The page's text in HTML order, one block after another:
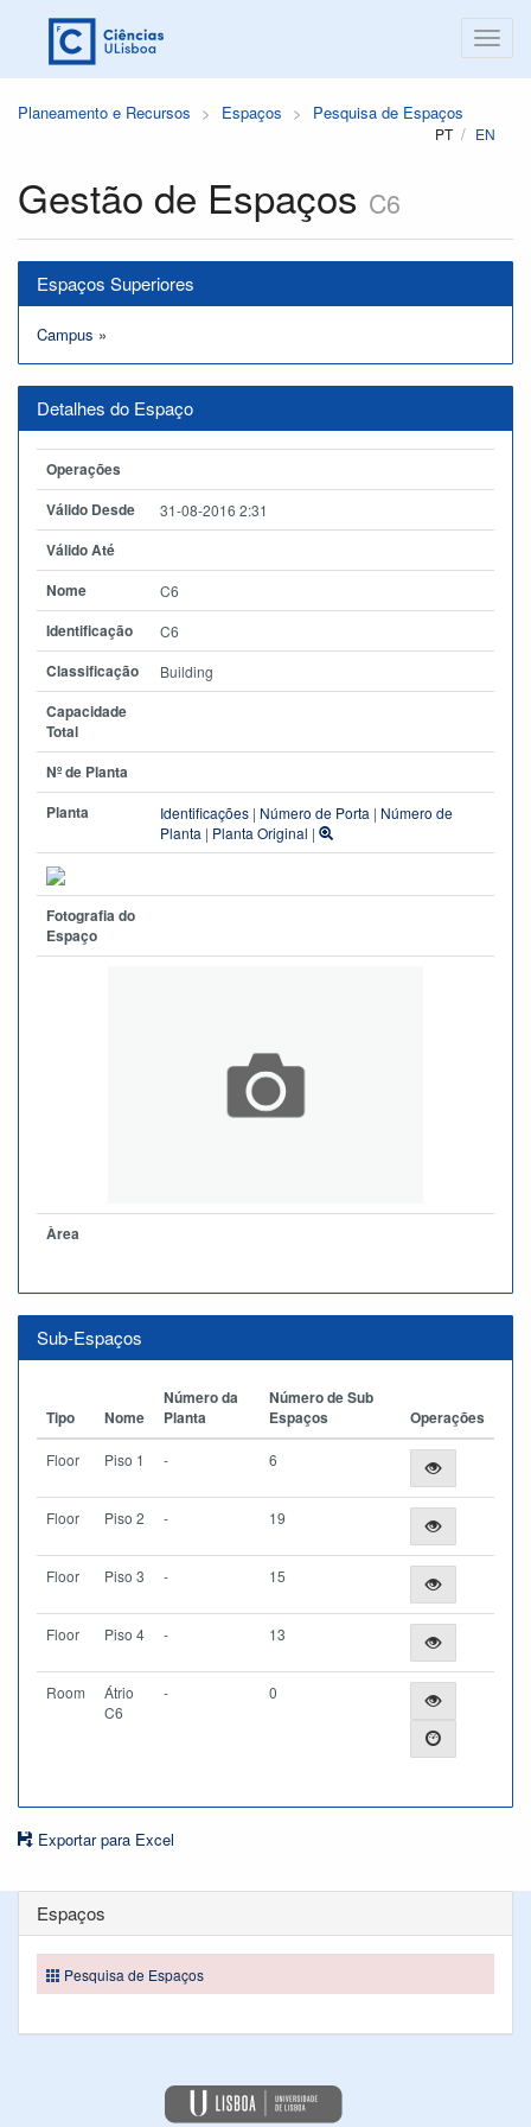
Planeamento e Recursos Espaços Pesquisa de Espaços
PT EN
Gestão de Espaços C6
Espaços Superiores
Campus »
Detalhes do Espaço
Operações
Válido Desde
31-08-2016 2:31
Válido Até
Nome
C6
Identificação C6
Classificação Building
Capacidade
Total
Nº de Planta
Planta
Identificações | Número de Porta | Número de
Planta | Planta Original |
Fotografia do
Espaço
Àrea
Sub-Espaços
Tipo Nome
Número da
Planta
Número de Sub
Espaços
Operações
Floor Piso 1 - 6
Floor Piso 2 - 19
Floor Piso 3 - 15
Floor Piso 4 - 13
Room
Átrio
C6
- 0
Exportar para Excel
Espaços
Pesquisa de Espaços